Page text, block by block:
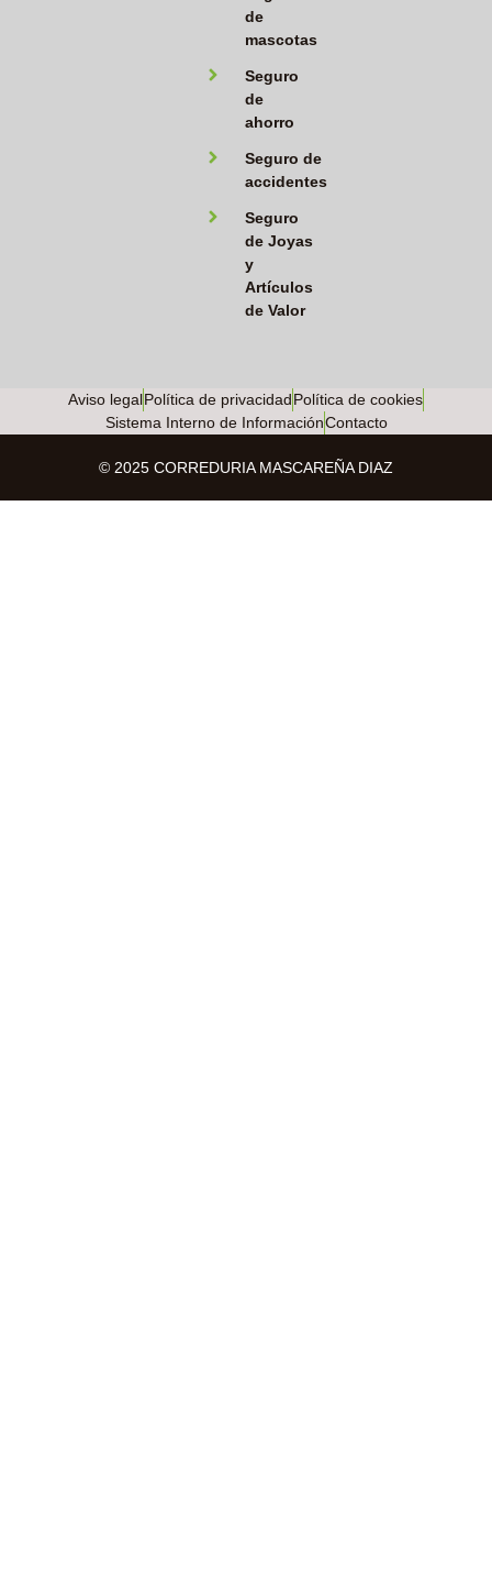
de
mascotas
Seguro
de
ahorro
Seguro de
accidentes
Seguro
de Joyas
y
Artículos
de Valor
Aviso legalPolítica de privacidadPolítica de cookies
Sistema Interno de InformaciónContacto
© 2025 CORREDURIA MASCAREÑA DIAZ